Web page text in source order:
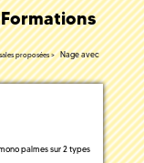
proposées
Nage avec
palmes sur 2 types